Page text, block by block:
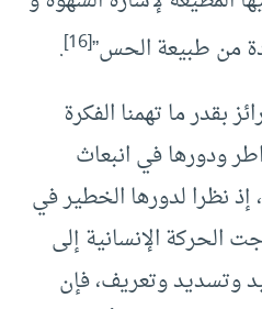
من طبيعة الحس”[16]
.
بقدر ما تهمنا الفكرة
ودورها في انبعاث
نظرا لدورها الخطير في
الحركة الإنسانية إلى
وتسديد وتعريف، فإن